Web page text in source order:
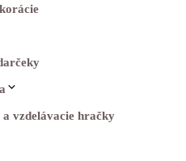
vzdelávacie hračky